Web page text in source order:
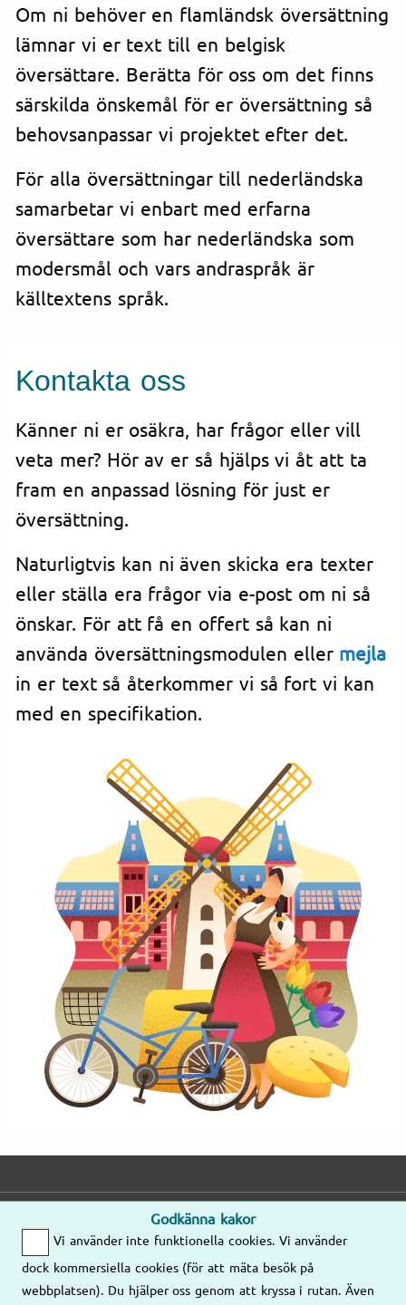
Om ni behöver en flamländsk översättning
lämnar vi er text till en belgisk
översättare. Berätta för oss om det finns
särskilda önskemål för er översättning så
behovsanpassar vi projektet efter det.
För alla översättningar till nederländska
samarbetar vi enbart med erfarna
översättare som har nederländska som
modersmål och vars andraspråk är
källtextens språk.
Kontakta oss
Känner ni er osäkra, har frågor eller vill
veta mer? Hör av er så hjälps vi åt att ta
fram en anpassad lösning för just er
översättning.
Naturligtvis kan ni även skicka era texter
eller ställa era frågor via e-post om ni så
önskar. För att få en offert så kan ni
använda översättningsmodulen eller mejla
in er text så återkommer vi så fort vi kan
med en specifikation.
Godkänna kakor
Vi använder inte funktionella cookies. Vi använder
dock kommersiella cookies (för att mäta besök på
webbplatsen). Du hjälper oss genom att kryssa i rutan. Även
E-post
Mejla oss gärna
så kontaktar vi
er!
Telefon
8.00–17.00
Våra kontor